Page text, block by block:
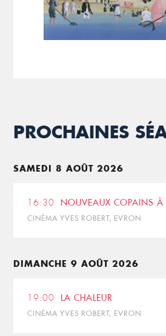
PROCHAINES
SAMEDI 8 AOÛT 2026
16:30 NOUVEAUX COPAINS À
CINÉMA YVES ROBERT, EVRON
DIMANCHE 9 AOÛT 2026
19:00 LA CHALEUR
CINÉMA YVES ROBERT, EVRON